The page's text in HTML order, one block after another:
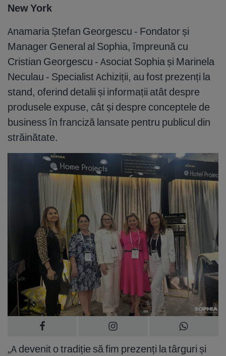
New York
Anamaria Ștefan Georgescu - Fondator și
Manager General al Sophia, împreună cu
Cristian Georgescu - Asociat Sophia și Marinela
Neculau - Specialist Achiziții, au fost prezenți la
stand, oferind detalii și informații atât despre
produsele expuse, cât și despre conceptele de
business în franciză lansate pentru publicul din
străinătate.
„A devenit o tradiție să fim prezenți la târguri și